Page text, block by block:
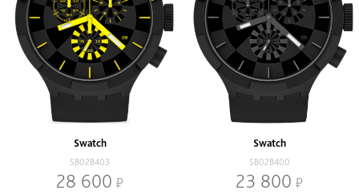
Swatch
SB02B403
28 600
Swatch
SB02B400
23 800